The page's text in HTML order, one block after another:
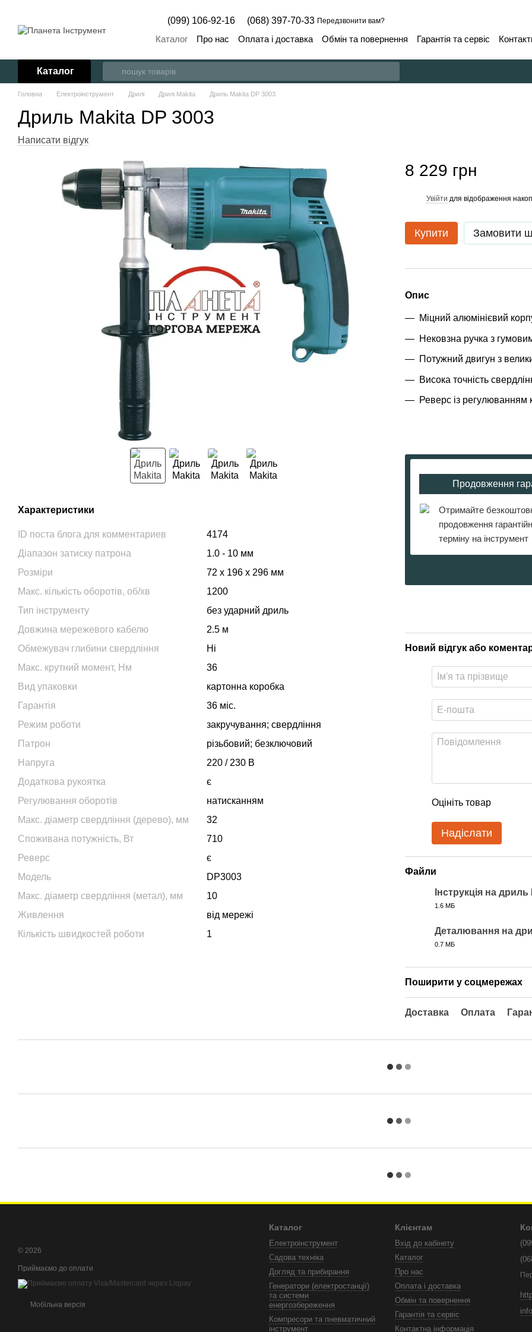
(099) 106-92-16 (068) 397-70-33 Передзвонити вам?
Каталог Про нас Оплата і доставка Обмін та повернення Гарантія та сервіс
Каталог
Головна Електроінструмент Дрилі Дрилі Makita Дриль Makita DP 3003
Дриль Makita DP 3003
Написати відгук
Характеристики
ID поста блога для комментариев
4174
Діапазон затиску патрона
1.0 - 10 мм
Розміри
72 x 196 х 296 мм
Макс. кількість оборотів, об/хв
1200
Тип інструменту
без ударний дриль
Довжина мережевого кабелю
2.5 м
Обмежувач глибини свердління
Ні
Макс. крутний момент, Нм
36
Вид упаковки
картонна коробка
Гарантія
36 міс.
Режим роботи
закручування; свердління
Патрон
різьбовий; безключовий
Напруга
220 / 230 В
Додаткова рукоятка
є
Регулювання оборотів
натисканням
Макс. діаметр свердління (дерево), мм
32
Споживана потужність, Вт
710
Реверс
є
Модель
DP3003
Макс. діаметр свердління (метал), мм
10
Живлення
від мережі
Кількість швидкостей роботи
1
8 229 грн
Увійти для відображення
Купити Замовити
Опис
Міцний алюмінієвий
Нековзна ручка з
Потужний двигун з
Висока точність
Реверс із регулюванням
Продовження
Отримайте
продовження
терміну на інструмент
Новий відгук або
Оцініть товар
Надіслати
Файли
Інструкція на
1.6 МБ
Деталювання на
0.7 МБ
Поширити у соцмережах
Доставка Оплата
© 2026
Приймаємо до оплати
Мобільна версія
Каталог
Електроінструмент
Садова техніка
Догляд та прибирання
Генератори (електростанції)
та системи
енергозбереження
Компресори та пневматичний
інструмент
Клієнтам
Вхід до кабінету
Каталог
Про нас
Оплата і доставка
Обмін та повернення
Гарантія та сервіс
Контактна інформація